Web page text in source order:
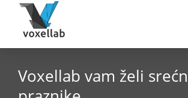
Voxellab vam želi